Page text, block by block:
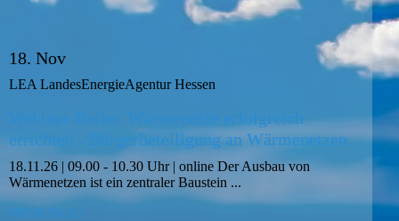
18. Nov
LEA LandesEnergieAgentur Hessen
Webinar-Reihe: Wärmenetze erfolgreich
errichten - Bürgerbeteiligung an Wärmenetzen
18.11.26 | 09.00 - 10.30 Uhr | online Der Ausbau von
Wärmenetzen ist ein zentraler Baustein ...
MEHR DAZU